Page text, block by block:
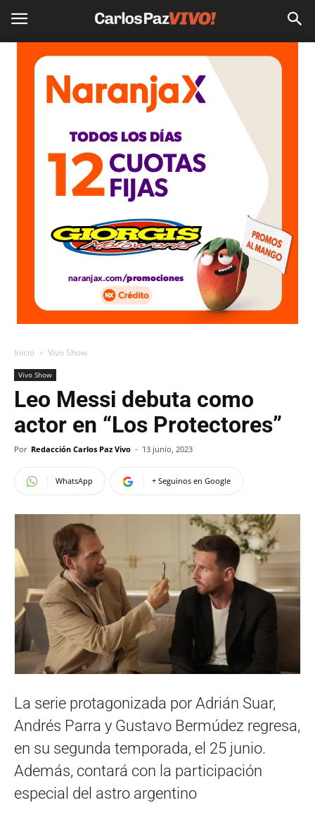
Inicio Vivo Show
Vivo Show
Leo Messi debuta como
actor en “Los Protectores”
Por Redacción Carlos Paz Vivo - 13 junio, 2023
WhatsApp + Seguinos en Google
La serie protagonizada por Adrián Suar,
Andrés Parra y Gustavo Bermúdez regresa,
en su segunda temporada, el 25 junio.
Además, contará con la participación
especial del astro argentino